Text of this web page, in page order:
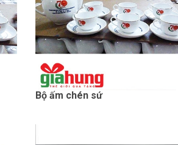
Bộ ấm chén sứ